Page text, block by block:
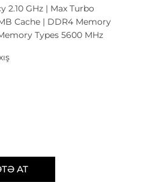
2.10 GHz | Max Turbo
Cache | DDR4 Memory
Types 5600 MHz
AT